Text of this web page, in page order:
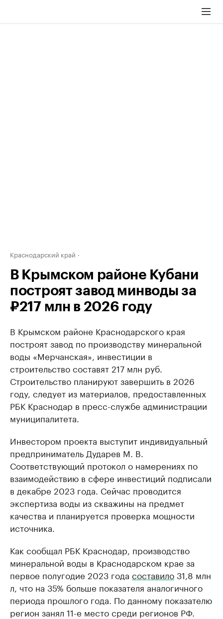
Краснодарский край
В Крымском районе Кубани
построят завод минводы за
₽217 млн в 2026 году
В Крымском районе Краснодарского края
построят завод по производству минеральной
воды «Мерчанская», инвестиции в
строительство составят 217 млн руб.
Строительство планируют завершить в 2026
году, следует из материалов, предоставленных
РБК Краснодар в пресс-службе администрации
муниципалитета.
Инвестором проекта выступит индивидуальный
предприниматель Дударев М. В.
Соответствующий протокол о намерениях по
взаимодействию в сфере инвестиций подписали
в декабре 2023 года. Сейчас проводится
экспертиза воды из скважины на предмет
качества и планируется проверка мощности
источника.
Как сообщал РБК Краснодар, производство
минеральной воды в Краснодарском крае за
первое полугодие 2023 года составило31,8 млн
л, что на 35% больше показателя аналогичного
периода прошлого года. По данному показателю
регион занял 11-е место среди регионов РФ.